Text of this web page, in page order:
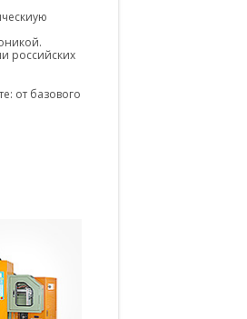
российских
от базового